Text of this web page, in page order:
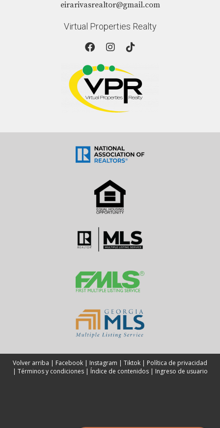
eirarivasrealtor@gmail.com
Virtual Properties Realty
Volver arriba | Facebook | Instagram | Tiktok | Política de privacidad
| Términos y condiciones| Índice de contenidos| Ingreso de usuario